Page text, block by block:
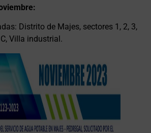
Distrito de Majes, sectores 1, 2, 3,
Villa industrial.